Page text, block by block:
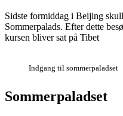
Sidste formiddag i Beijing
Sommerpalads. Efter dette
kursen bliver sat på Tibet
Indgang til sommerpaladset
Sommerpaladset